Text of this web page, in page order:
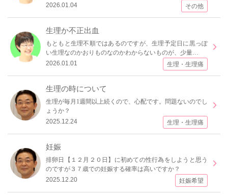
2026.01.04
その他
生理か不正出血
もともと生理不順ではあるのですが、生理予定日に黒っぽ
い生理なのかおりものなのかわからないものが、少量…
2026.01.01
生理・生理痛
生理の時について
生理が毎月1週間以上続くので、心配です。問題ないのでし
ょうか？
2025.12.24
生理・生理痛
妊娠
排卵日【１２月２０日】に初めての性行為をしようと思う
のですが３７歳での妊娠する確率は高いですか？
2025.12.20
妊娠希望